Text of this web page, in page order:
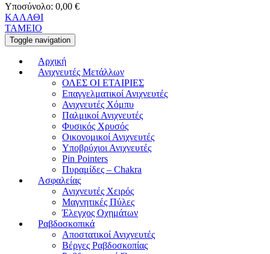
Υποσύνολο: 0,00 €
ΚΑΛΑΘΙ
ΤΑΜΕΙΟ
Toggle navigation
Αρχική
Ανιχνευτές Μετάλλων
ΟΛΕΣ ΟΙ ΕΤΑΙΡΙΕΣ
Επαγγελματικοί Ανιχνευτές
Ανιχνευτές Χόμπυ
Παλμικοί Ανιχνευτές
Φυσικός Χρυσός
Οικονομικοί Ανιχνευτές
Υποβρύχιοι Ανιχνευτές
Pin Pointers
Πυραμίδες – Chakra
Ασφαλείας
Ανιχνευτές Χειρός
Μαγνητικές Πύλες
Έλεγχος Οχημάτων
Ραβδοσκοπικά
Αποστατικοί Ανιχνευτές
Βέργες Ραβδοσκοπίας